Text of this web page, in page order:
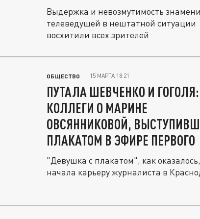
Выдержка и невозмутимость
телеведущей в нештатной ситуации
восхитили всех зрителей
ОБЩЕСТВО 15 МАРТА 18:21
ПУТАЛА ШЕВЧЕНКО И ГОГОЛЯ:
КОЛЛЕГИ О МАРИНЕ
ОВСЯННИКОВОЙ,
ПЛАКАТОМ В ЭФИРЕ ПЕРВОГО
"Девушка с плакатом", как оказалось,
начала карьеру журналиста в